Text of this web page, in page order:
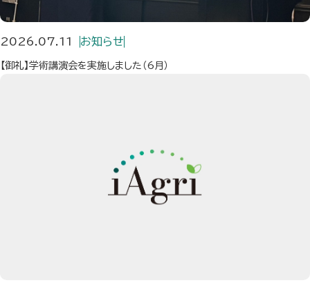
2026.07.11 お知らせ
【御礼】学術講演会を実施しました（6月）